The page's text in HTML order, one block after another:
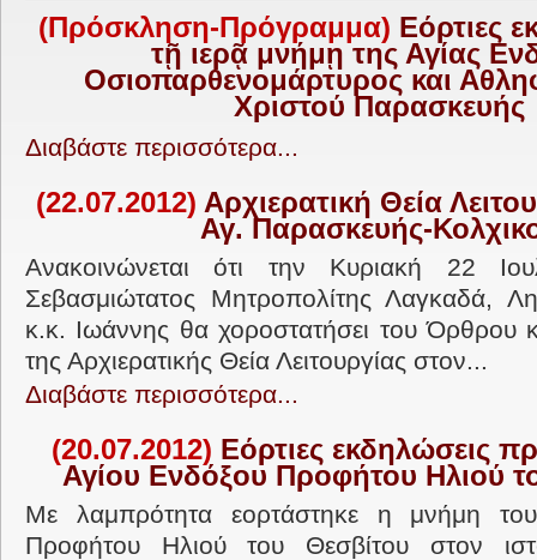
(Πρόσκληση-Πρόγραμμα) Εόρτιες
τῇ ιερᾷ μνήμῃ της Αγίας
Οσιοπαρθενομάρτυρος και
Χριστού Παρασκευής
Διαβάστε περισσότερα...
(22.07.2012) Αρχιερατική Θεία
Αγ. Παρασκευής-
Ανακοινώνεται ότι την Κυριακή 22
Σεβασμιώτατος Μητροπολίτης Λαγκαδά,
κ.κ. Ιωάννης θα χοροστατήσει του Όρθρου
της Αρχιερατικής Θεία Λειτουργίας στον...
Διαβάστε περισσότερα...
(20.07.2012) Εόρτιες εκδηλώσεις
Αγίου Ενδόξου Προφήτου Ηλιού
Με λαμπρότητα εορτάστηκε η μνήμη
Προφήτου Ηλιού του Θεσβίτου στον